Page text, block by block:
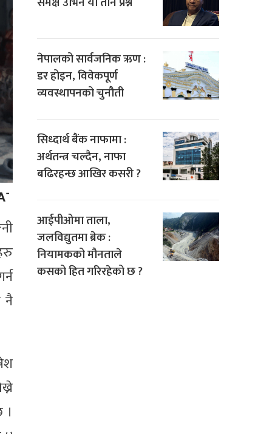
नै
नेपालको सार्वजनिक ऋण :
डर होइन, विवेकपूर्ण
व्यवस्थापनको चुनौती
सिध्दार्थ बैंक नाफामा :
अर्थतन्त्र चल्दैन, नाफा
बढिरहन्छ आखिर कसरी ?
आईपीओमा ताला,
जलविद्युतमा ब्रेक :
नियामकको मौनताले
कसको हित गरिरहेको छ ?